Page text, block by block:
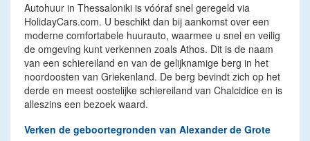
Autohuur in Thessaloniki is vóóraf snel geregeld via
HolidayCars.com. U beschikt dan bij aankomst over een
moderne comfortabele huurauto, waarmee u snel en veilig
de omgeving kunt verkennen zoals Athos. Dit is de naam
van een schiereiland en van de gelijknamige berg in het
noordoosten van Griekenland. De berg bevindt zich op het
derde en meest oostelijke schiereiland van Chalcidice en is
alleszins een bezoek waard.
Verken de geboortegronden van Alexander de Grote